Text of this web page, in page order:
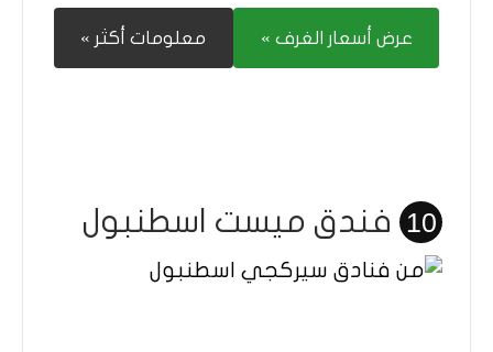
عرض أسعار الغرف » معلومات أكثر »
10 فندق ميست اسطنبول